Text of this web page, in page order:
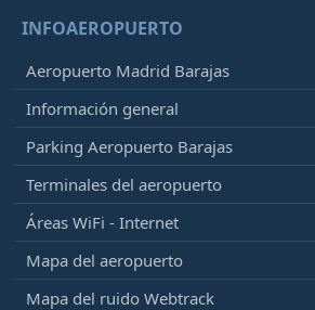
INFOAEROPUERTO
Aeropuerto Madrid Barajas
Información general
Parking Aeropuerto Barajas
Terminales del aeropuerto
Áreas WiFi - Internet
Mapa del aeropuerto
Mapa del ruido Webtrack